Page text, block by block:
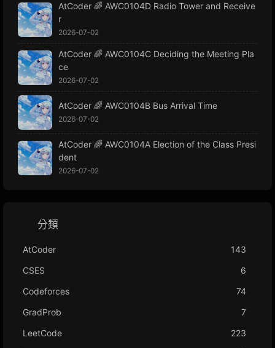
AtCoder 🌈 AWC0104D Radio Tower and Receive
r
2026-07-02
AtCoder 🌈 AWC0104C Deciding the Meeting Pla
ce
2026-07-02
AtCoder 🌈 AWC0104B Bus Arrival Time
2026-07-02
AtCoder 🌈 AWC0104A Election of the Class Presi
dent
2026-07-02
分類
AtCoder
143
CSES
6
Codeforces
74
GradProb
7
LeetCode
223